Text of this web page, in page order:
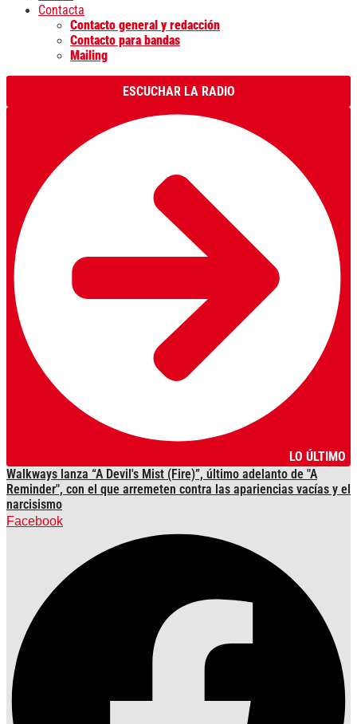
Contacta
Contacto general y redacción
Contacto para bandas
Mailing
ESCUCHAR LA RADIO
LO ÚLTIMO
Walkways lanza “A Devil's Mist (Fire)”, último adelanto de "A
Reminder", con el que arremeten contra las apariencias vacías y el
narcisismo
Facebook